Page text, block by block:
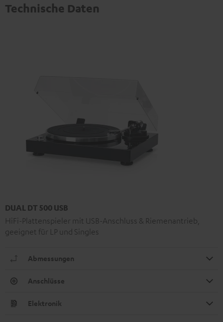
Technische Daten
DUAL DT 500 USB
HiFi-Plattenspieler mit USB-Anschluss & Riemenantrieb,
geeignet für LP und Singles
Abmessungen
Anschlüsse
Elektronik